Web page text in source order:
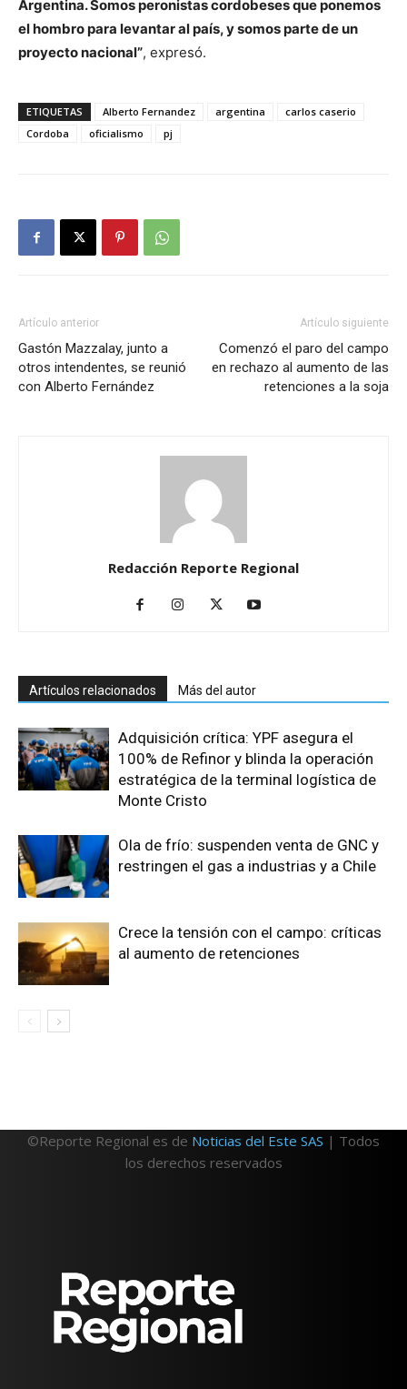
Argentina. Somos peronistas cordobeses que ponemos
el hombro para levantar al país, y somos parte de un
proyecto nacional”, expresó.
ETIQUETAS Alberto Fernandez argentina
carlos caserio
Cordoba
oficialismo pj
Artículo anterior
Gastón Mazzalay, junto a
otros intendentes, se reunió
con Alberto Fernández
Artículo siguiente
Comenzó el paro del campo
en rechazo al aumento de las
retenciones a la soja
Redacción Reporte Regional
Artículos relacionados Más del autor
Adquisición crítica: YPF asegura el
100% de Refinor y blinda la operación
estratégica de la terminal logística de
Monte Cristo
Ola de frío: suspenden venta de GNC y
restringen el gas a industrias y a Chile
Crece la tensión con el campo: críticas
al aumento de retenciones
©Reporte Regional es de Noticias del Este SAS | Todos
los derechos reservados